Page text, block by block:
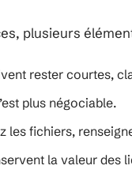
plusieurs
rester courtes,
plus négociable.
les fichiers,
la valeur des